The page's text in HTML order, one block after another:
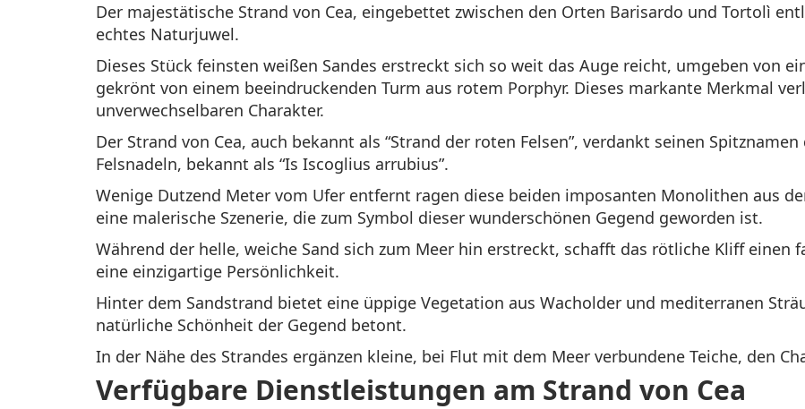
Der majestätische Strand von Cea, eingebettet zwischen den Orten Barisardo und Tortolì
echtes Naturjuwel.
Dieses Stück feinsten weißen Sandes erstreckt sich so weit das Auge reicht, umgeben von
gekrönt von einem beeindruckenden Turm aus rotem Porphyr. Dieses markante Merkmal
unverwechselbaren Charakter.
Der Strand von Cea, auch bekannt als “Strand der roten Felsen”, verdankt seinen
Felsnadeln, bekannt als “Is Iscoglius arrubius”.
Wenige Dutzend Meter vom Ufer entfernt ragen diese beiden imposanten Monolithen aus
eine malerische Szenerie, die zum Symbol dieser wunderschönen Gegend geworden ist.
Während der helle, weiche Sand sich zum Meer hin erstreckt, schafft das rötliche Kliff einen
eine einzigartige Persönlichkeit.
Hinter dem Sandstrand bietet eine üppige Vegetation aus Wacholder und mediterranen
natürliche Schönheit der Gegend betont.
In der Nähe des Strandes ergänzen kleine, bei Flut mit dem Meer verbundene Teiche, den
Verfügbare Dienstleistungen am Strand von Cea